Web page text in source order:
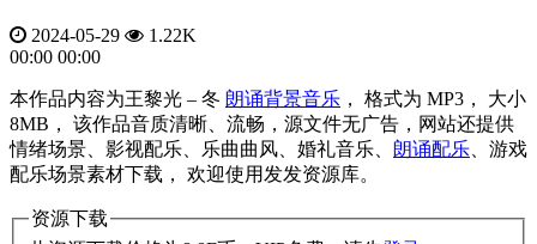
2024-05-29
1.22K
00:00 00:00
本作品内容为王黎光 – 冬 朗诵背景音乐 ， 格式为 MP3， 大小
8MB， 该作品音质清晰、流畅，源文件无广告，网站还提供
情绪场景、影视配乐、乐曲曲风、婚礼音乐、 朗诵配乐 、游戏
配乐场景素材下载， 欢迎使用发发资源库。
资源下载